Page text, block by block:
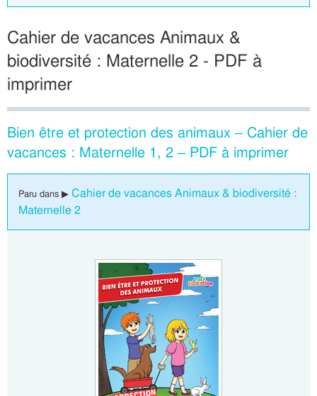
Cahier de vacances Animaux &
biodiversité : Maternelle 2 - PDF à
imprimer
Bien être et protection des animaux – Cahier de
vacances : Maternelle 1, 2 – PDF à imprimer
Paru dans ▶ Cahier de vacances Animaux & biodiversité :
Maternelle 2